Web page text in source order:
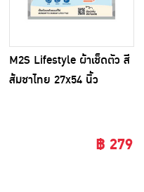
M2S Lifestyle ผ้าเช็ดตัว สี
ส้มชาไทย 27x54 นิ้ว
฿ 279